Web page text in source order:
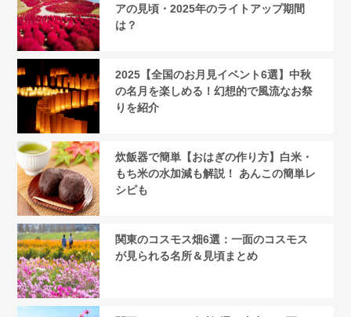
アの見頃・2025年のライトアップ期間
は？
2025【全国のお月見イベント6選】中秋
の名月を楽しめる！幻想的で風流なお祭
りを紹介
炊飯器で簡単【おはぎの作り方】白米・
もち米の水加減も解説！ あんこの簡単レ
シピも
関東のコスモス畑6選：一面のコスモス
が見られる名所＆見頃まとめ